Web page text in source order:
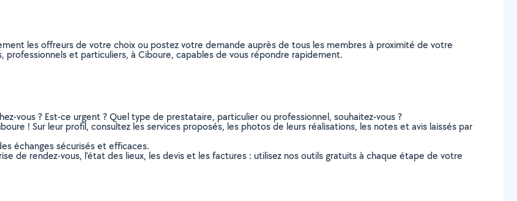
les offreurs de votre choix ou postez votre demande auprès de tous les membres à proximité de votre
professionnels et particuliers, à Ciboure, capables de vous répondre rapidement.
vous ? Est-ce urgent ? Quel type de prestataire, particulier ou professionnel, souhaitez-vous ?
! Sur leur profil, consultez les services proposés, les photos de leurs réalisations, les notes et avis laissés par
échanges sécurisés et efficaces.
de rendez-vous, l’état des lieux, les devis et les factures : utilisez nos outils gratuits à chaque étape de votre